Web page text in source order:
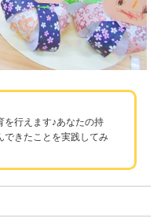
を行えます♪あなたの持
できたことを実践してみ